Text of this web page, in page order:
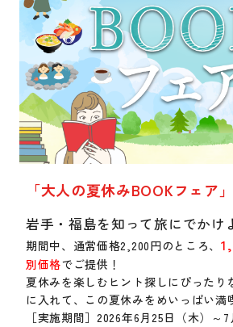
「大人の夏休みBOOKフェア
岩手・福島を知って旅にでかけ
期間中、通常価格2,200円のところ、
別価格でご提供！
夏休みを楽しむヒント探しにぴったり
に入れて、この夏休みをめいっぱい満
［実施期間］2026年6月25日（木）～